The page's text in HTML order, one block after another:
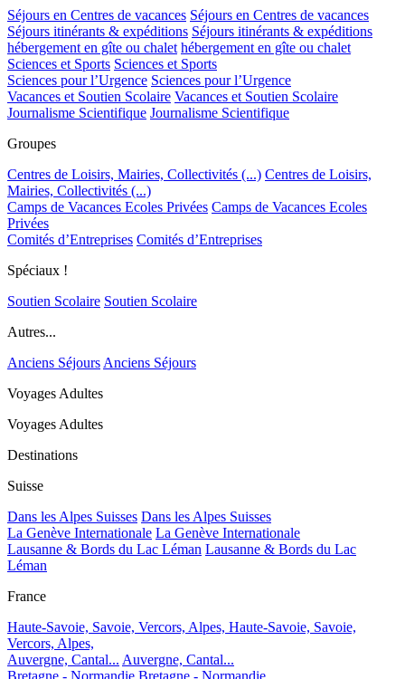
Séjours en Centres de vacances Séjours en Centres de vacances
Séjours itinérants & expéditions Séjours itinérants & expéditions
hébergement en gîte ou chalet hébergement en gîte ou chalet
Sciences et Sports Sciences et Sports
Sciences pour l’Urgence Sciences pour l’Urgence
Vacances et Soutien Scolaire Vacances et Soutien Scolaire
Journalisme Scientifique Journalisme Scientifique
Groupes
Centres de Loisirs, Mairies, Collectivités (...) Centres de Loisirs,
Mairies, Collectivités (...)
Camps de Vacances Ecoles Privées Camps de Vacances Ecoles
Privées
Comités d’Entreprises Comités d’Entreprises
Spéciaux !
Soutien Scolaire Soutien Scolaire
Autres...
Anciens Séjours Anciens Séjours
Voyages Adultes
Voyages Adultes
Destinations
Suisse
Dans les Alpes Suisses Dans les Alpes Suisses
La Genève Internationale La Genève Internationale
Lausanne & Bords du Lac Léman Lausanne & Bords du Lac
Léman
France
Haute-Savoie, Savoie, Vercors, Alpes, Haute-Savoie, Savoie,
Vercors, Alpes,
Auvergne, Cantal... Auvergne, Cantal...
Bretagne - Normandie Bretagne - Normandie